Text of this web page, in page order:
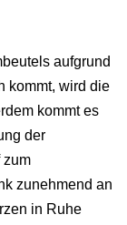
aufgrund
kommt, wird die
kommt es
der
zum
zunehmend an
in Ruhe